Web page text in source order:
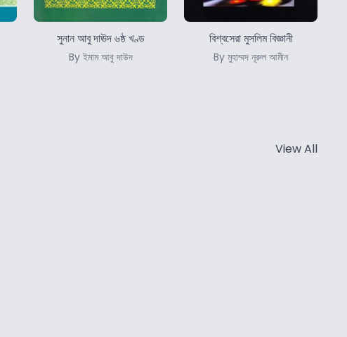
সুনান আবু দাঊদ ৬ষ্ঠ খণ্ড
By ইমাম আবু দাউদ
বিশ্বসেরা মুসলিম বিজ্ঞানী
By মুহাম্মদ নূরুল আমীন
View All